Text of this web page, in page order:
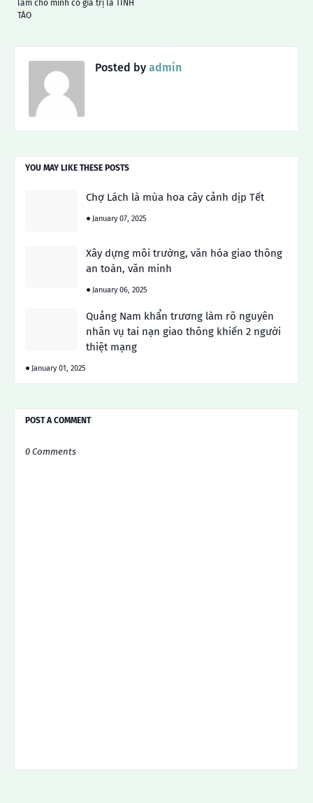
làm cho mình có giá trị là TỈNH
TÁO
Posted by admin
YOU MAY LIKE THESE POSTS
Chợ Lách là mùa hoa cây cảnh dịp Tết
January 07, 2025
Xây dựng môi trường, văn hóa giao thông
an toàn, văn minh
January 06, 2025
Quảng Nam khẩn trương làm rõ nguyên
nhân vụ tai nạn giao thông khiến 2 người
thiệt mạng
January 01, 2025
POST A COMMENT
0 Comments